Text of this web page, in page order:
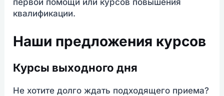
первой помощи или курсов повышения
квалификации.
Наши предложения курсов
Курсы выходного дня
Не хотите долго ждать подходящего приема?